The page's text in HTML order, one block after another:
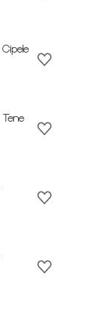
Cipele
Tene